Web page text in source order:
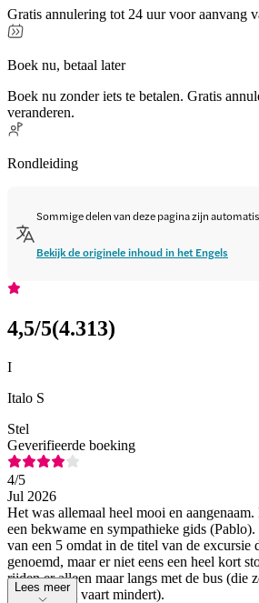
Gratis annulering tot 24 uur voor aanvang
Boek nu, betaal later
Boek nu zonder iets te betalen. Gratis
veranderen.
Rondleiding
Sommige delen van deze pagina zijn
Bekijk de originele inhoud in het Engels
4,5/5(4.313)
I
Italo S
Stel
Geverifieerde boeking
4/5
Jul 2026
Het was allemaal heel mooi en
een bekwame en sympathieke gids
van een 5 omdat in de titel van de excursie
genoemd, maar er niet eens een heel kort
rijden er alleen maar langs met de bus (die
plekken niet vaart mindert).
Lees meer